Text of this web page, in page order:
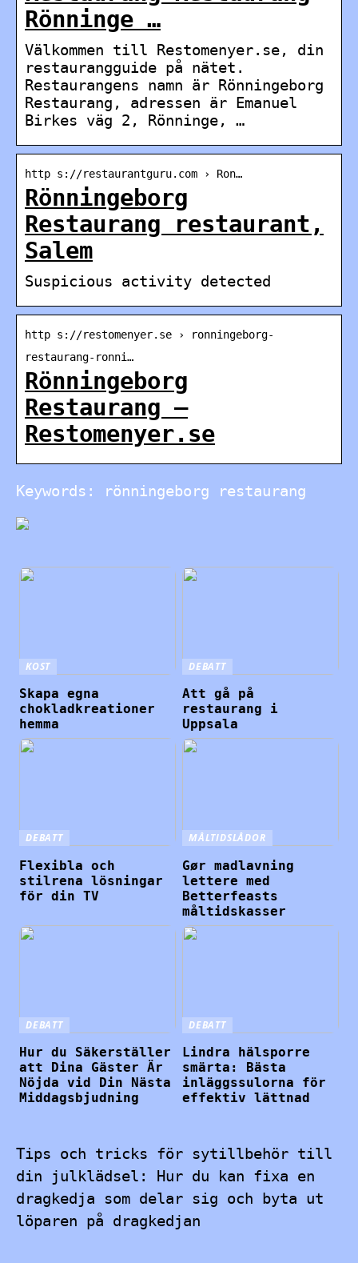
Rönninge …
Välkommen till Restomenyer.se, din
restaurangguide på nätet.
Restaurangens namn är Rönningeborg
Restaurang, adressen är Emanuel
Birkes väg 2, Rönninge, …
http s://restaurantguru.com › Ron…
Rönningeborg
Restaurang restaurant,
Salem
Suspicious activity detected
http s://restomenyer.se › ronningeborg-
restaurang-ronni…
Rönningeborg
Restaurang –
Restomenyer.se
Keywords: rönningeborg restaurang
KOST
Skapa egna
chokladkreationer
hemma
DEBATT
Att gå på
restaurang i
Uppsala
DEBATT
Flexibla och
stilrena lösningar
för din TV
MÅLTIDSLÅDOR
Gør madlavning
lettere med
Betterfeasts
måltidskasser
DEBATT
Hur du Säkerställer
att Dina Gäster Är
Nöjda vid Din Nästa
Middagsbjudning
DEBATT
Lindra hälsporre
smärta: Bästa
inläggssulorna för
effektiv lättnad
Tips och tricks för sytillbehör till
din julklädsel: Hur du kan fixa en
dragkedja som delar sig och byta ut
löparen på dragkedjan